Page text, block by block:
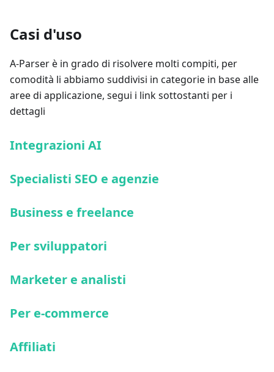
Casi d'uso
A-Parser è in grado di risolvere molti compiti, per
comodità li abbiamo suddivisi in categorie in base alle
aree di applicazione, segui i link sottostanti per i
dettagli
Integrazioni AI
Specialisti SEO e agenzie
Business e freelance
Per sviluppatori
Marketer e analisti
Per e-commerce
Affiliati